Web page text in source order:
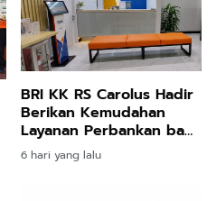
BRI KK RS Carolus Hadir
Berikan Kemudahan
Layanan Perbankan bagi
Civitas Rumah Sakit dan
Masyarakat
6 hari yang lalu